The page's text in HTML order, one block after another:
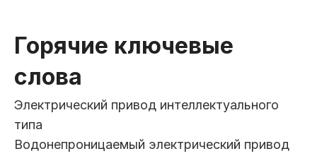
Горячие ключевые
слова
Электрический привод интеллектуального
типа
Водонепроницаемый электрический привод